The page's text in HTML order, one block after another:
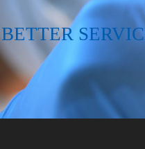
BETTER